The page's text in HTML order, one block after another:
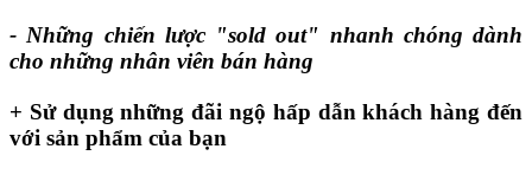
- Những chiến lược "sold out" nhanh chóng dành
cho những nhân viên bán hàng
+ Sử dụng những đãi ngộ hấp dẫn khách hàng đến
với sản phẩm của bạn